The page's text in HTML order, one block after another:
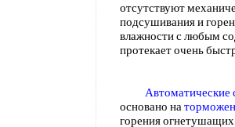
отсутствуют
подсушивания и
влажности с любым
протекает очень
Автоматические
основано на
горения огнетушащих